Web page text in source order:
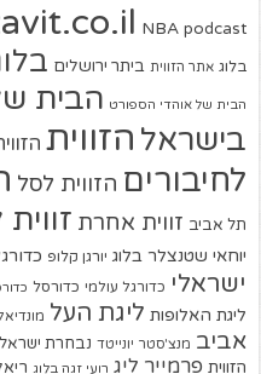
NBA podcast
בלוג אתר הזווית ביתר ירושלים
הבית של אוהדי הספורט הבית
בישראל הזווית
לחיבורים הזווית לסל
תל אביב זווית אחרת
יוחאי שטנצלר בלוג יורגן קלופ
ישראלי כדורגל עולמי כדורסל
ליגת האלופות ליגת העל מונדיאל
אביב מנצ'סטר יונייטד נבחרת ישראל
הזווית פרמייר ליג רועי זגה בלוג